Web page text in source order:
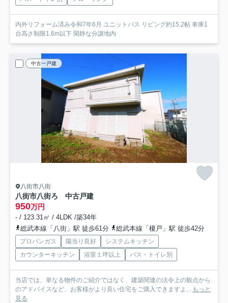
内外リフォーム済み令和7年6月 ユニットバス リビング約15.2帖 車庫1
台高さ制限1.6m以下 閑静な分譲地内
中古一戸建
八街市八街
八街市八街ろ 中古戸建
950万円
- / 123.31㎡ / 4LDK /築34年
総武本線「八街」駅 徒歩61分
総武本線「榎戸」駅 徒歩42分
プロパンガス 陽当り良好
システムキッチン
カウンターキッチン
浴室１坪以上 バス・トイレ別
当店では、単なる物件のご紹介ではなく、建築関連の法令上の観点から
のアドバイスなど、お客様がより良い住宅をご購入できますよ... もっと
見る